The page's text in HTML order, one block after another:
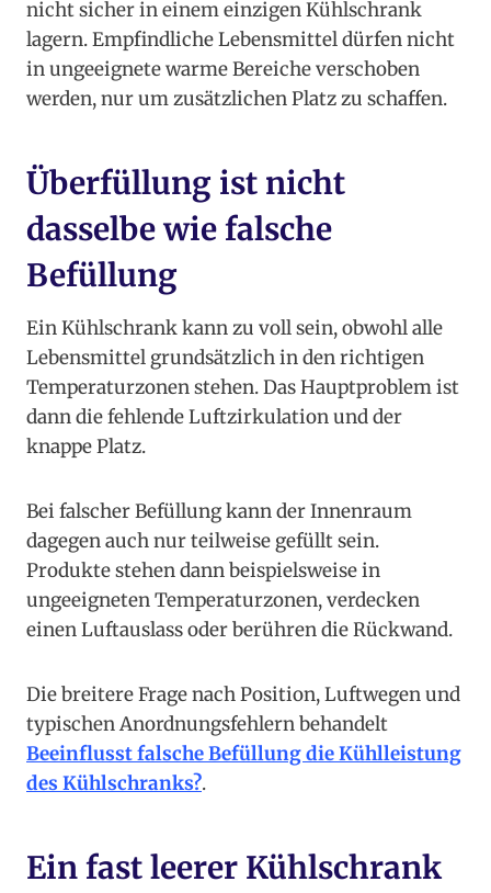
nicht sicher in einem einzigen Kühlschrank
lagern. Empfindliche Lebensmittel dürfen nicht
in ungeeignete warme Bereiche verschoben
werden, nur um zusätzlichen Platz zu schaffen.
Überfüllung ist nicht
dasselbe wie falsche
Befüllung
Ein Kühlschrank kann zu voll sein, obwohl alle
Lebensmittel grundsätzlich in den richtigen
Temperaturzonen stehen. Das Hauptproblem ist
dann die fehlende Luftzirkulation und der
knappe Platz.
Bei falscher Befüllung kann der Innenraum
dagegen auch nur teilweise gefüllt sein.
Produkte stehen dann beispielsweise in
ungeeigneten Temperaturzonen, verdecken
einen Luftauslass oder berühren die Rückwand.
Die breitere Frage nach Position, Luftwegen und
typischen Anordnungsfehlern behandelt
Beeinflusst falsche Befüllung die Kühlleistung
des Kühlschranks?.
Ein fast leerer Kühlschrank